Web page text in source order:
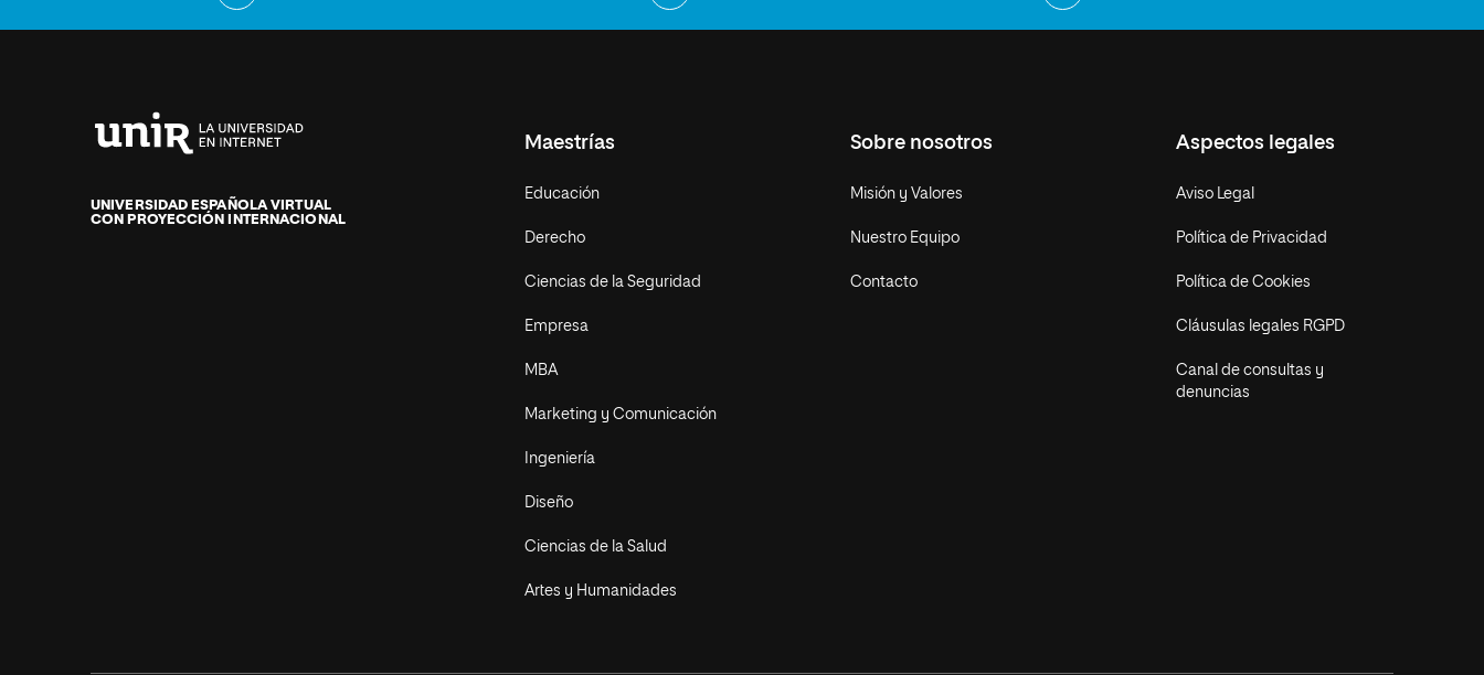
de
La
UNIVERSIDAD ESPAÑOLA VIRTUAL
CON PROYECCIÓN INTERNACIONAL
Maestrías
Educación
Derecho
Ciencias de la Seguridad
Empresa
MBA
Marketing y Comunicación
Ingeniería
Diseño
Ciencias de la Salud
Artes y Humanidades
Sobre nosotros
Misión y Valores
Nuestro Equipo
Contacto
Aspectos legales
Aviso Legal
Política de Privacidad
Política de Cookies
Cláusulas legales RGPD
Canal de consultas y
denuncias